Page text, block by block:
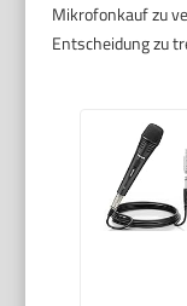
Mikrofonkauf zu
Entscheidung zu